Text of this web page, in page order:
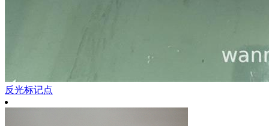
反光标记点